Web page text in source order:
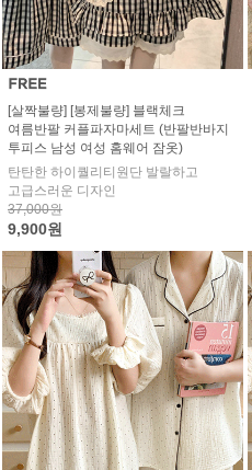
[살짝불량] [봉제불량] 블랙체크
여름반팔 커플파자마세트 (반팔반바지
투피스 남성 여성 홈웨어 잠옷)
탄탄한 하이퀄리티원단 발랄하고
고급스러운 디자인
37,000원
9,900원